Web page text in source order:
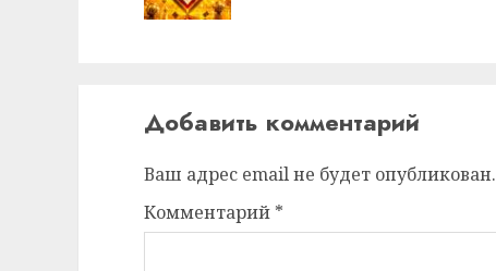
Добавить комментарий
Ваш адрес email не будет опубликован.
Комментарий *